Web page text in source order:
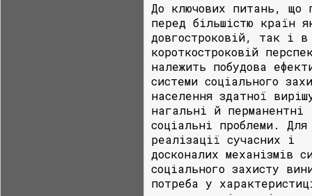
До ключових питань, що
перед більшістю країн
довгостроковій, так і в
короткостроковій
належить побудова
системи соціального
населення здатної
нагальні й перманентні
соціальні проблеми. Для
реалізації сучасних і
досконалих механізмів
соціального захисту
потреба у